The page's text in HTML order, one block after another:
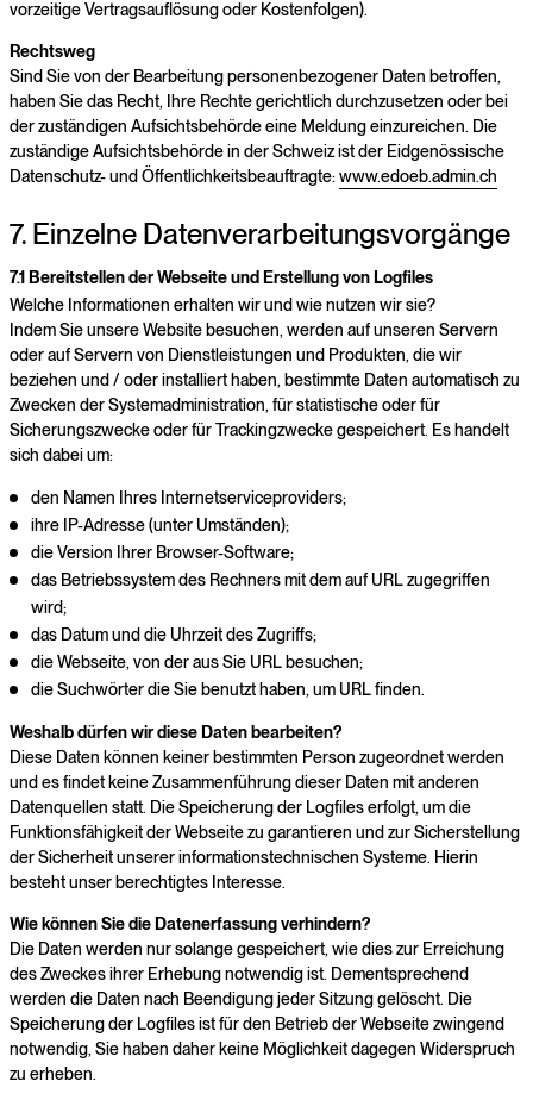
vorzeitige Vertragsauflösung oder Kostenfolgen).
Rechtsweg
Sind Sie von der Bearbeitung personenbezogener Daten betroffen,
haben Sie das Recht, Ihre Rechte gerichtlich durchzusetzen oder bei
der zuständigen Aufsichtsbehörde eine Meldung einzureichen. Die
zuständige Aufsichtsbehörde in der Schweiz ist der Eidgenössische
Datenschutz- und Öffentlichkeitsbeauftragte:www.edoeb.admin.ch
7. Einzelne Datenverarbeitungsvorgänge
7.1 Bereitstellen der Webseite und Erstellung von Logfiles
Welche Informationen erhalten wir und wie nutzen wir sie?
Indem Sie unsere Website besuchen, werden auf unseren Servern
oder auf Servern von Dienstleistungen und Produkten, die wir
beziehen und / oder installiert haben, bestimmte Daten automatisch zu
Zwecken der Systemadministration, für statistische oder für
Sicherungszwecke oder für Trackingzwecke gespeichert. Es handelt
sich dabei um:
den Namen Ihres Internetserviceproviders;
ihre IP-Adresse (unter Umständen);
die Version Ihrer Browser-Software;
das Betriebssystem des Rechners mit dem auf URL zugegriffen
wird;
das Datum und die Uhrzeit des Zugriffs;
die Webseite, von der aus Sie URL besuchen;
die Suchwörter die Sie benutzt haben, um URL finden.
Weshalb dürfen wir diese Daten bearbeiten?
Diese Daten können keiner bestimmten Person zugeordnet werden
und es findet keine Zusammenführung dieser Daten mit anderen
Datenquellen statt. Die Speicherung der Logfiles erfolgt, um die
Funktionsfähigkeit der Webseite zu garantieren und zur Sicherstellung
der Sicherheit unserer informationstechnischen Systeme. Hierin
besteht unser berechtigtes Interesse.
Wie können Sie die Datenerfassung verhindern?
Die Daten werden nur solange gespeichert, wie dies zur Erreichung
des Zweckes ihrer Erhebung notwendig ist. Dementsprechend
werden die Daten nach Beendigung jeder Sitzung gelöscht. Die
Speicherung der Logfiles ist für den Betrieb der Webseite zwingend
notwendig, Sie haben daher keine Möglichkeit dagegen Widerspruch
zu erheben.